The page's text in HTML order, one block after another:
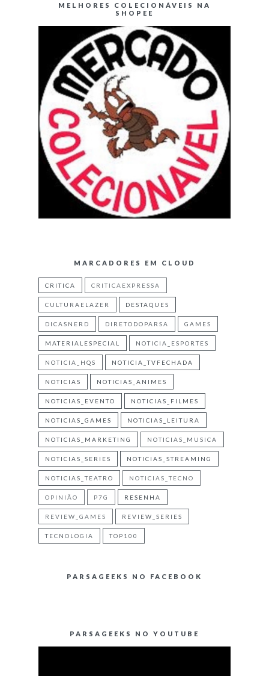
MELHORES COLECIONÁVEIS NA
SHOPEE
MARCADORES EM CLOUD
CRITICA CRITICAEXPRESSA
CULTURAELAZER DESTAQUES
DICASNERD DIRETODOPARSA GAMES
MATERIALESPECIAL NOTICIA_ESPORTES
NOTICIA_HQS NOTICIA_TVFECHADA
NOTICIAS NOTICIAS_ANIMES
NOTICIAS_EVENTO NOTICIAS_FILMES
NOTICIAS_GAMES NOTICIAS_LEITURA
NOTICIAS_MARKETING NOTICIAS_MUSICA
NOTICIAS_SERIES NOTICIAS_STREAMING
NOTICIAS_TEATRO NOTICIAS_TECNO
OPINIÃO P7G RESENHA
REVIEW_GAMES REVIEW_SERIES
TECNOLOGIA TOP100
PARSAGEEKS NO FACEBOOK
PARSAGEEKS NO YOUTUBE